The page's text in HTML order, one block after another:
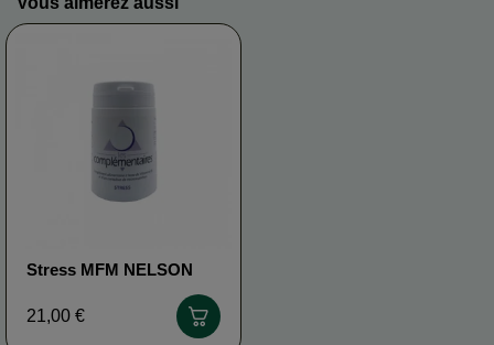
Stress MFM NELSON
21,00 €